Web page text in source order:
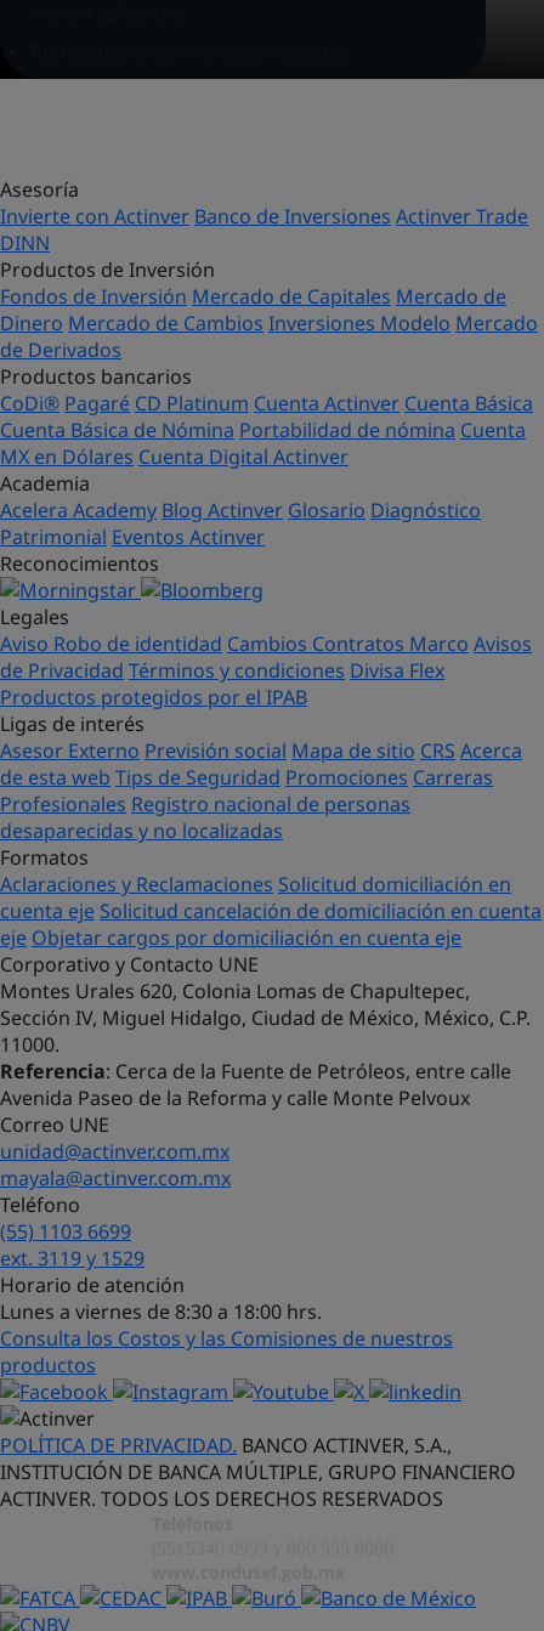
Asesoría
Invierte con Actinver Banco de Inversiones Actinver Trade
DINN
Productos de Inversión
Fondos de Inversión Mercado de Capitales Mercado de
Dinero Mercado de Cambios Inversiones Modelo Mercado
de Derivados
Productos bancarios
CoDi® Pagaré CD Platinum Cuenta Actinver Cuenta Básica
Cuenta Básica de Nómina Portabilidad de nómina Cuenta
MX en Dólares Cuenta Digital Actinver
Academia
Acelera Academy Blog Actinver Glosario Diagnóstico
Patrimonial Eventos Actinver
Reconocimientos
Legales
Aviso Robo de identidad Cambios Contratos Marco Avisos
de Privacidad Términos y condiciones Divisa Flex
Productos protegidos por el IPAB
Ligas de interés
Asesor Externo Previsión social Mapa de sitio CRS Acerca
de esta web Tips de Seguridad Promociones Carreras
Profesionales Registro nacional de personas
desaparecidas y no localizadas
Formatos
Aclaraciones y Reclamaciones Solicitud domiciliación en
cuenta eje Solicitud cancelación de domiciliación en cuenta
eje Objetar cargos por domiciliación en cuenta eje
Corporativo y Contacto UNE
Montes Urales 620, Colonia Lomas de Chapultepec,
Sección IV, Miguel Hidalgo, Ciudad de México, México, C.P.
11000.
Referencia: Cerca de la Fuente de Petróleos, entre calle
Avenida Paseo de la Reforma y calle Monte Pelvoux
Correo UNE
unidad@actinver.com.mx
mayala@actinver.com.mx
Teléfono
(55) 1103 6699
ext. 3119 y 1529
Horario de atención
Lunes a viernes de 8:30 a 18:00 hrs.
Consulta los Costos y las Comisiones de nuestros
productos
POLÍTICA DE PRIVACIDAD. BANCO ACTINVER, S.A.,
INSTITUCIÓN DE BANCA MÚLTIPLE, GRUPO FINANCIERO
ACTINVER. TODOS LOS DERECHOS RESERVADOS
¡Hola! Soy Lucy, tu asistente virtual.
¿Con qué puedo ayudarte?